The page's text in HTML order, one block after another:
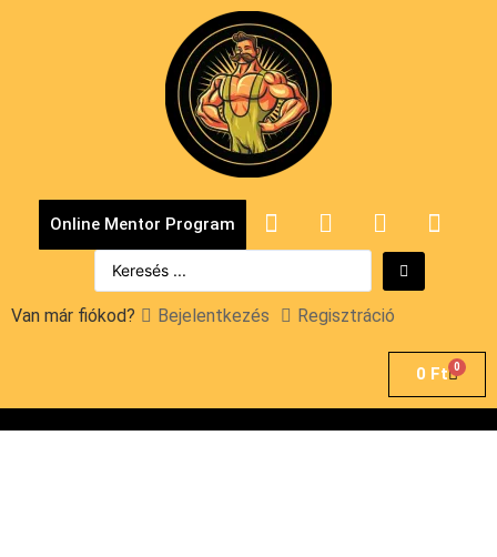
Online Mentor Program
Van már fiókod? Bejelentkezés Regisztráció
0 Ft 0